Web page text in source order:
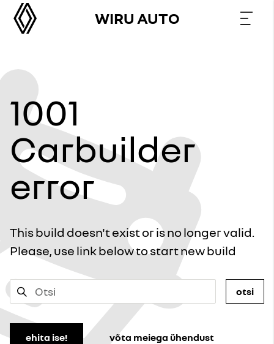
WIRU AUTO
1001
Carbuilder
error
This build doesn't exist or is no longer valid.
Please, use link below to start new build
otsi
ehita ise! võta meiega ühendust